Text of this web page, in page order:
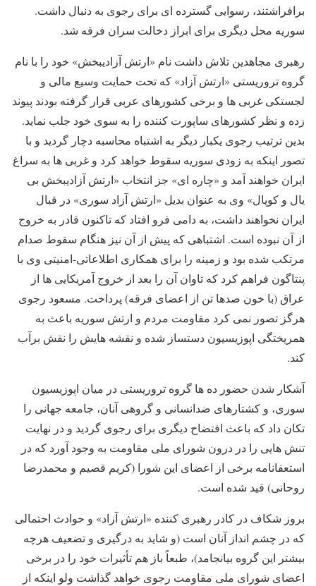
برافراشتند، رسوایی گسترده ای برای رجوی به دنبال داشت.
سوریه محل دیگری برای ابراز دخالت سران فرقه شد.
رهبری مجاهدین تلاش داشت نام «ارتش آزادیبخش» خود را با نام
گروه تروریستی «ارتش آزاد» که تحت حمایت وسیع مالی و
لجستکی غربی ها و برخی کشورهای عربی قرار گرفته بودند پیوند
زده و نظر کشورهای ساپورت کننده را به سوی خود جلب نماید.
بدین ترتیب رجوی یکبار دیگر به اشتباه محاسبه دچار گردید و با
تصور اینکه به زودی سوریه سقوط خواهد کرد و غربی ها به سراغ
ایران خواهند آمد و «چاره ای» جز انتخاب «ارتش آزادیبخش بی
یال و کوپال» وی به عنوان بدیل «ارتش آزاد سوری» در قبال
ایران نخواهند داشت، به دامی فرو افتاد که تاکنون قادر به خروج
از آن نبوده است. اشتباهی که پیش از آن نیز هنگام سقوط صدام
مرتکب شده بود و زمینه را برای همکاری اطلاعاتی-امنیتی وی با
پنتاگون فراهم کرد که تاوان آن را بعد از خروج آمریکایی ها از
عراق (با خون صدها تن از اعضای فرقه) پرداخت. مسعود رجوی
هرگز تصور نمی کرد مقاومت مردم و ارتش سوریه باعث به
همریختگی اپوزیسیون دستساز شده و نقشه هایش را نقش برآب
کند.
آشکار شدن حضور ده ها گروه تروریستی در میان اپوزیسیون
سوری، و کشتارهای ضدانسانی و گروهی آنان، جامعه جهانی را
تکان داد که باعث افتضاح دیگری برای رجوی گردید و در نهایت
تنش هایی را در درون شورای ملی مقاومت به وجود آورد که در
استعفانامه برخی از اعضای این شورا (کریم قصیم و محمدرضا
روحانی) قید شده است.
بروز شکاف در کادر رهبری کننده «ارتش آزاد» و حوادث احتمالی
که در چشم انداز آنان است (و شاید به درگیری و تضعیف هرچه
بیشتر این گروه بیانجامد)، طبعاً باز هم تأثیرات خود را در برخی
اعضای شورای ملی مقاومت رجوی خواهد گذاشت ولو اینکه از